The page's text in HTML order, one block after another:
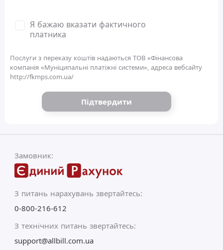
Я бажаю вказати фактичного
платника
Послуги з переказу коштів надаються ТОВ «Фінансова
компанія «Муніципальні платіжні системи», адреса вебсайту
http://fkmps.com.ua/
Підтвердити
Замовник:
З питань нарахувань звертайтесь:
0-800-216-612
З технічних питань звертайтесь:
support@allbill.com.ua